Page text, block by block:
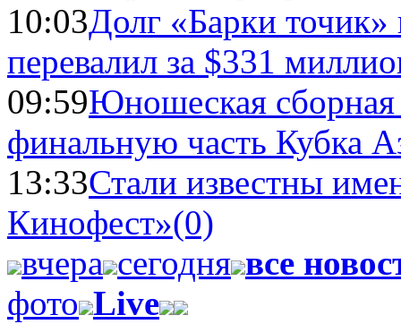
10:03Долг «Барки
перевалил за $331
09:59Юношеская
финальную часть Кубка
13:33Стали известны
Кинофест»(0)
вчера сегодня все
фото Live